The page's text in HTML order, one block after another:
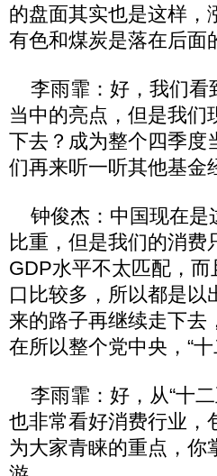
的盘面其实也是这样，
有色和煤炭是落在后面
李雨霏：好，我们看
当中的亮点，但是我们
下去？成为整个四季度
们再来听一听其他基金
钟俊杰：中国现在是
比重，但是我们的消
GDP水平不太匹配，
口比较多，所以都是以
来的路子再继续走下去
在所以整个党中央，“
李雨霏：好，从“十
也非常看好消费行业，
为大家青睐的重点，你